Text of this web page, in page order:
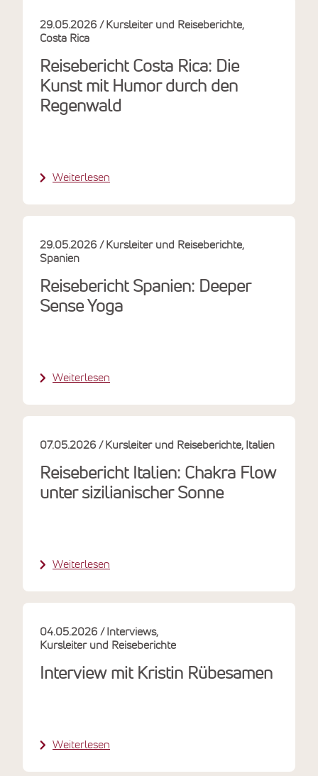
Reisebericht Costa Rica: Die
Kunst mit Humor durch den
Regenwald
29.05.2026
Kursleiter und Reiseberichte
Costa Rica
Weiterlesen
Reisebericht Spanien: Deeper
Sense Yoga
29.05.2026
Kursleiter und Reiseberichte
Spanien
Weiterlesen
Reisebericht Italien: Chakra Flow
unter sizilianischer Sonne
07.05.2026 Kursleiter und Reiseberichte Italien
Weiterlesen
Interview mit Kristin Rübesamen
04.05.2026
Interviews
Kursleiter und Reiseberichte
Weiterlesen